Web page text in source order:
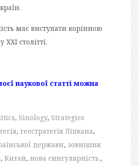
має виступати корінною
столітті.
наукової статті можна
, Sinology, Strategies
, геостратегія Ліпкана,
держави, зовнішня
, Китай, нова сингулярність.,